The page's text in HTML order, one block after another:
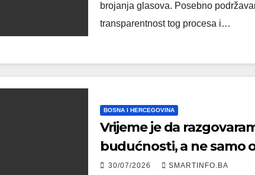
brojanja glasova. Posebno
transparentnost tog procesa i…
BOSNA I HERCEGOVINA
Vrijeme je da
budućnosti, a ne samo
30/07/2026 SMARTINFO.BA